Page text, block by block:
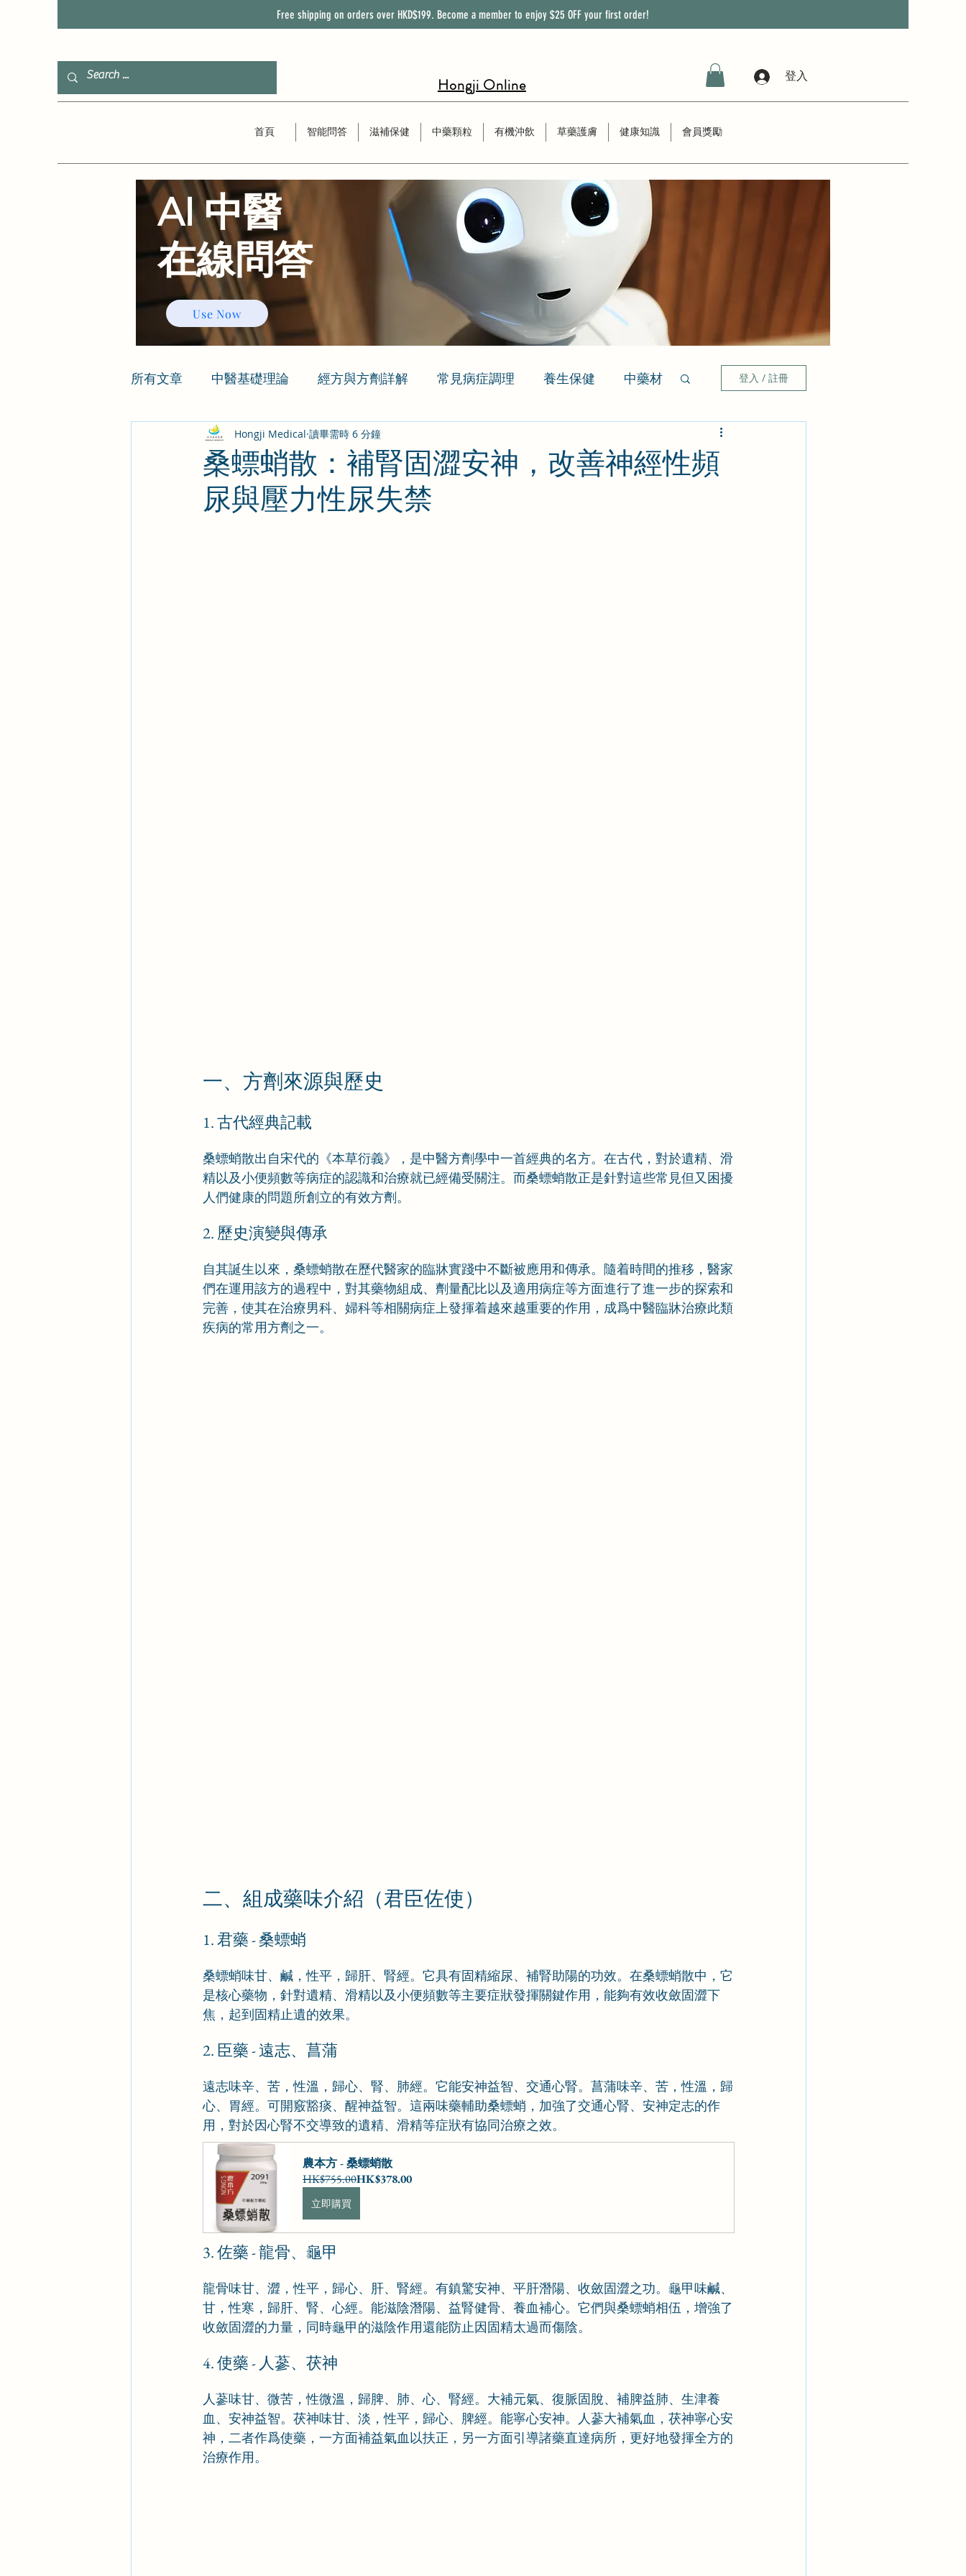
Free shipping on orders over HKD$199. Become a member to enjoy $25 OFF your first order!
Hongji Online 登入
首頁 智能問答 滋補保健 中藥顆粒 有機沖飲 草藥護膚 健康知識 會員獎勵
所有文章 中醫基礎理論 經方與方劑詳解 常見病症調理 養生保健 中藥材 登入 / 註冊
桑螵蛸散：補腎固澀安神，改善神經性頻
尿與壓力性尿失禁
Hongji Medical 讀畢需時 6 分鐘
一、方劑來源與歷史
1. 古代經典記載
桑螵蛸散出自宋代的《本草衍義》，是中醫方劑學中一首經典的名方。在古代，對於遺精、滑
精以及小便頻數等病症的認識和治療就已經備受關注。而桑螵蛸散正是針對這些常見但又困擾
人們健康的問題所創立的有效方劑。
2. 歷史演變與傳承
自其誕生以來，桑螵蛸散在歷代醫家的臨牀實踐中不斷被應用和傳承。隨着時間的推移，醫家
們在運用該方的過程中，對其藥物組成、劑量配比以及適用病症等方面進行了進一步的探索和
完善，使其在治療男科、婦科等相關病症上發揮着越來越重要的作用，成爲中醫臨牀治療此類
疾病的常用方劑之一。
二、組成藥味介紹（君臣佐使）
1. 君藥 - 桑螵蛸
桑螵蛸味甘、鹹，性平，歸肝、腎經。它具有固精縮尿、補腎助陽的功效。在桑螵蛸散中，它
是核心藥物，針對遺精、滑精以及小便頻數等主要症狀發揮關鍵作用，能夠有效收斂固澀下
焦，起到固精止遺的效果。
2. 臣藥 - 遠志、菖蒲
遠志味辛、苦，性溫，歸心、腎、肺經。它能安神益智、交通心腎。菖蒲味辛、苦，性溫，歸
心、胃經。可開竅豁痰、醒神益智。這兩味藥輔助桑螵蛸，加強了交通心腎、安神定志的作
用，對於因心腎不交導致的遺精、滑精等症狀有協同治療之效。
農本方 - 桑螵蛸散
HK$755.00HK$378.00
立即購買
3. 佐藥 - 龍骨、龜甲
龍骨味甘、澀，性平，歸心、肝、腎經。有鎮驚安神、平肝潛陽、收斂固澀之功。龜甲味鹹、
甘，性寒，歸肝、腎、心經。能滋陰潛陽、益腎健骨、養血補心。它們與桑螵蛸相伍，增強了
收斂固澀的力量，同時龜甲的滋陰作用還能防止因固精太過而傷陰。
4. 使藥 - 人蔘、茯神
人蔘味甘、微苦，性微溫，歸脾、肺、心、腎經。大補元氣、復脈固脫、補脾益肺、生津養
血、安神益智。茯神味甘、淡，性平，歸心、脾經。能寧心安神。人蔘大補氣血，茯神寧心安
神，二者作爲使藥，一方面補益氣血以扶正，另一方面引導諸藥直達病所，更好地發揮全方的
治療作用。
Use Now
AI 中醫
​在線問答